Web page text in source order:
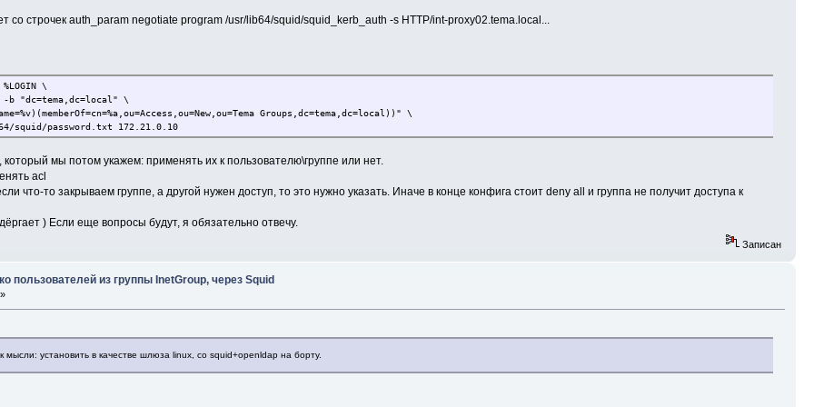
ports
со строчек auth_param negotiate program /usr/lib64/squid/squid_kerb_auth -s HTTP/int-proxy02.tema.local...
\
b "dc=tema,dc=local" \
Groups,dc=tema,dc=local))" \
squid/password.txt 172.21.0.10
мы потом укажем: применять их к пользователю\группе или нет.
acl
что-то закрываем группе, а другой нужен доступ, то это нужно указать. Иначе в конце конфига стоит deny all и группа не получит доступа к
) Если еще вопросы будут, я обязательно отвечу.
Записан
пользователей из группы InetGroup, через Squid
установить в качестве шлюза linux, со squid+openldap на борту.